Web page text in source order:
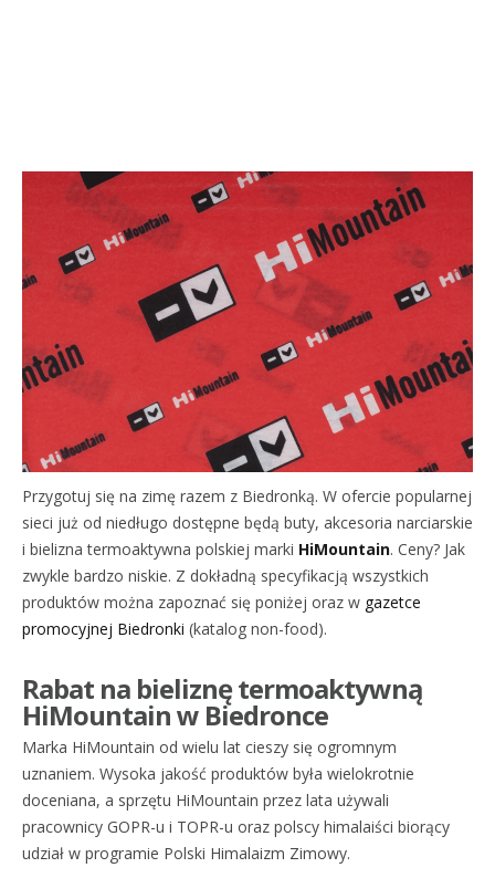
Przygotuj się na zimę razem z Biedronką. W ofercie popularnej
sieci już od niedługo dostępne będą buty, akcesoria narciarskie
i bielizna termoaktywna polskiej marki HiMountain. Ceny? Jak
zwykle bardzo niskie. Z dokładną specyfikacją wszystkich
produktów można zapoznać się poniżej oraz w gazetce
promocyjnej Biedronki (katalog non-food).
Rabat na bieliznę termoaktywną
HiMountain w Biedronce
Marka HiMountain od wielu lat cieszy się ogromnym
uznaniem. Wysoka jakość produktów była wielokrotnie
doceniana, a sprzętu HiMountain przez lata używali
pracownicy GOPR-u i TOPR-u oraz polscy himalaiści biorący
udział w programie Polski Himalaizm Zimowy.